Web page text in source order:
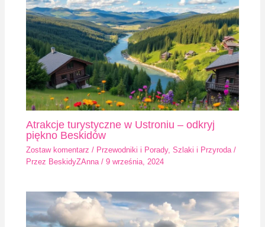
Atrakcje turystyczne w Ustroniu – odkryj
piękno Beskidów
Zostaw komentarz / Przewodniki i Porady,Szlaki i Przyroda/
Przez BeskidyZAnna/9 września, 2024